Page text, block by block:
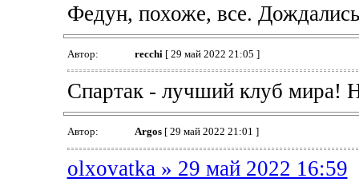
Федун, похоже, все.
Автор: recchi [ 29 май 2022 21:05 ]
Спартак - лучший клуб мира!
Автор: Argos[ 29 май 2022 21:01 ]
olxovatka » 29 май 2022 16:59